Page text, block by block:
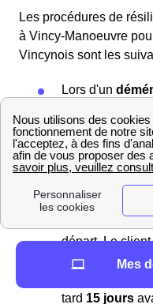
Les procédures de
à Vincy-Manoeuvre
Vincynois sont les
Lors d'un
prévenir
départ. Vous
adressepour
date de
pas de
départ. Le client
Vincynoisdoit
tard 15 jours
Mes